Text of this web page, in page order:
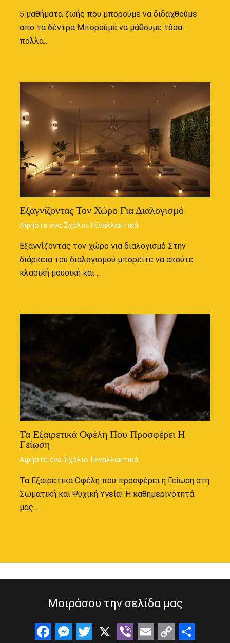
5 μαθήματα ζωής που μπορούμε να διδαχθούμε
από τα δέντρα Μπορούμε να μάθουμε τόσα
πολλά…
Εξαγνίζοντας Τον Χώρο Για Διαλογισμό
Αφήστε ένα Σχόλιο Εναλλακτικά
Εξαγνίζοντας τον χώρο για διαλογισμό Στην
διάρκεια του διαλογισμού μπορείτε να ακούτε
κλασική μουσική και…
Τα Εξαιρετικά Οφέλη Που Προσφέρει Η
Γείωση
Αφήστε ένα Σχόλιο |Εναλλακτικά
Τα Εξαιρετικά Οφέλη που προσφέρει η Γείωση στη
Σωματική και Ψυχική Υγεία! Η καθημερινότητά
μας…
Μοιράσου την σελίδα μας